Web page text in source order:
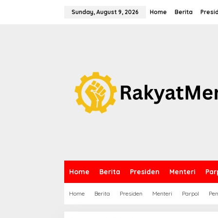
Sunday, August 9, 2026 Home Berita
Home Berita Presiden Menteri
Home Berita Presiden Menteri Parpol